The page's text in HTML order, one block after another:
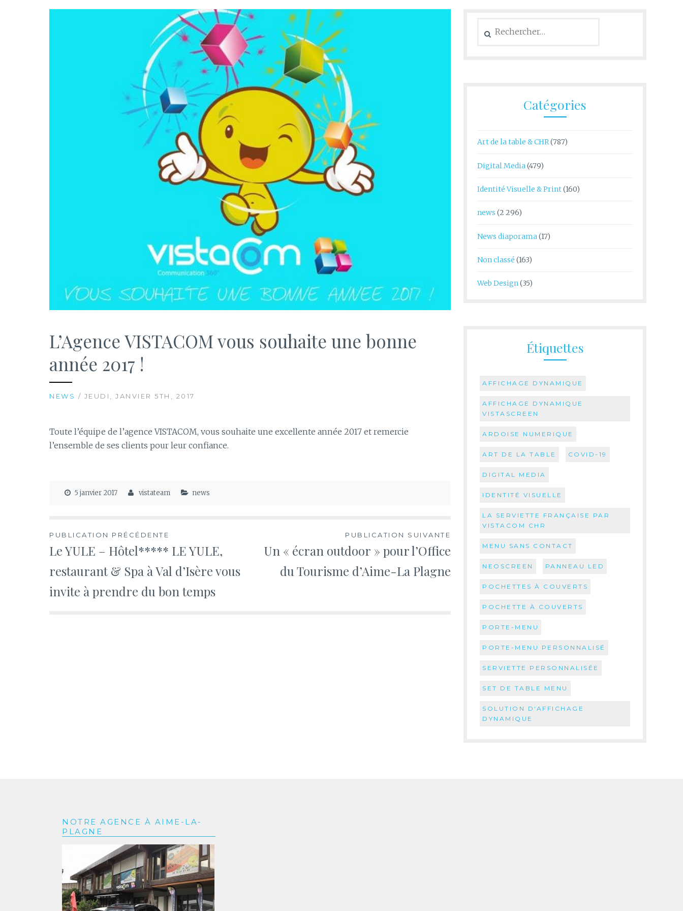
L’Agence VISTACOM vous souhaite une bonne
année 2017 !
NEWS / JEUDI, JANVIER 5TH, 2017
Toute l’équipe de l’agence VISTACOM, vous souhaite une excellente année 2017 et remercie
l’ensemble de ses clients pour leur confiance.
5 janvier 2017 vistateam news
Navigation
de
l’article
PUBLICATION PRÉCÉDENTE
Le YULE – Hôtel***** LE YULE,
restaurant & Spa à Val d’Isère vous
invite à prendre du bon temps
PUBLICATION SUIVANTE
Un « écran outdoor » pour l’Office
du Tourisme d’Aime-La Plagne
Catégories
Art de la table & CHR(787)
Digital Media (479)
Identité Visuelle & Print(160)
news (2 296)
News diaporama(17)
Non classé (163)
Web Design(35)
Étiquettes
AFFICHAGE DYNAMIQUE
AFFICHAGE DYNAMIQUE
VISTASCREEN
ARDOISE NUMERIQUE
ART DE LA TABLE COVID-19
DIGITAL MEDIA
IDENTITÉ VISUELLE
LA SERVIETTE FRANÇAISE PAR
VISTACOM CHR
MENU SANS CONTACT
NEOSCREEN PANNEAU LED
POCHETTES À COUVERTS
POCHETTE À COUVERTS
PORTE-MENU
PORTE-MENU PERSONNALISÉ
SERVIETTE PERSONNALISÉE
SET DE TABLE MENU
SOLUTION D'AFFICHAGE
DYNAMIQUE
NOTRE AGENCE À AIME-LA-
PLAGNE